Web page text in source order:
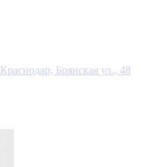
Краснодар, Брянская ул., 48